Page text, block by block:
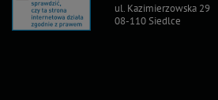
ul. Kazimierzowska 29
08-110 Siedlce